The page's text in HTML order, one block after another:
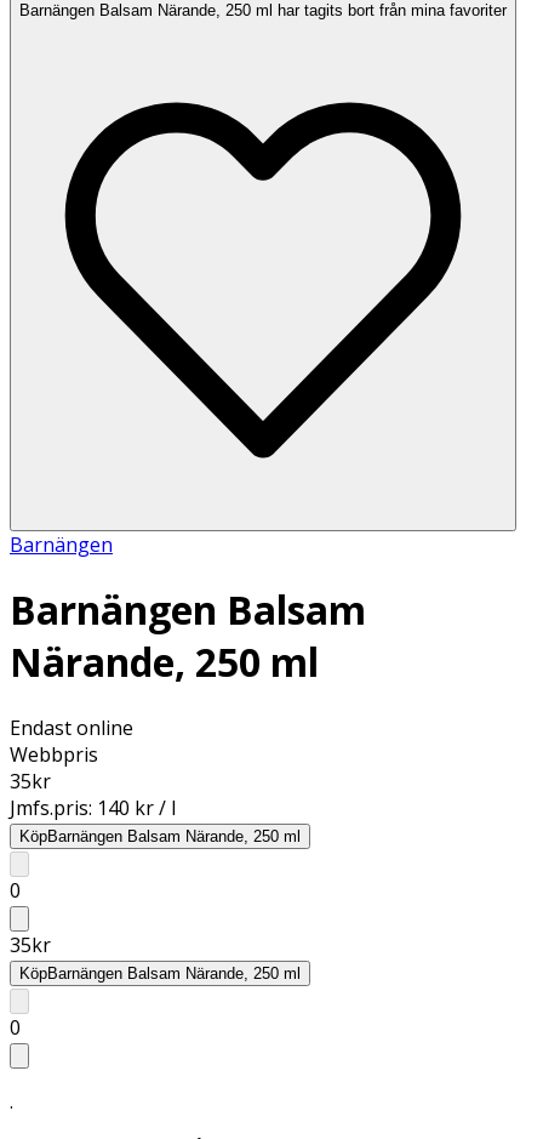
Barnängen Balsam Närande, 250 ml har tagits bort från mina favoriter
Barnängen
Barnängen Balsam
Närande, 250 ml
Endast online
Webbpris
35kr
Jmfs.pris: 140 kr / l
KöpBarnängen Balsam Närande, 250 ml
0
35kr
KöpBarnängen Balsam Närande, 250 ml
0
.